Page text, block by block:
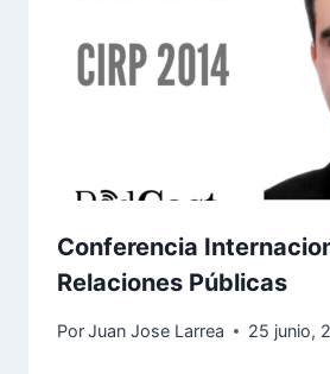
Conferencia
Relaciones Públicas
PorJuan Jose Larrea 25 junio,